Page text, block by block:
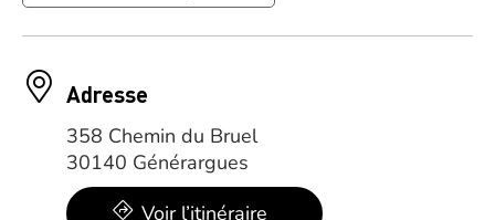
Adresse
358 Chemin du Bruel
30140 Générargues
Voir l’itinéraire